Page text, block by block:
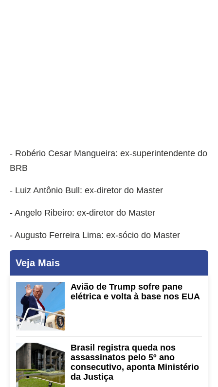
- Robério Cesar Mangueira: ex-superintendente do
BRB
- Luiz Antônio Bull: ex-diretor do Master
- Angelo Ribeiro: ex-diretor do Master
- Augusto Ferreira Lima: ex-sócio do Master
Veja Mais
Avião de Trump sofre pane
elétrica e volta à base nos EUA
Brasil registra queda nos
assassinatos pelo 5º ano
consecutivo, aponta Ministério
da Justiça